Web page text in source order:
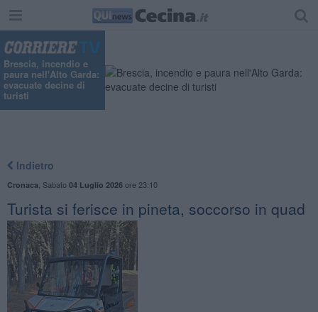
Brescia, incendio e
paura nell'Alto Garda:
evacuate decine di
turisti
Indietro
Cronaca Sabato 04 Luglio 2026ore 23:10
Turista si ferisce in pineta, soccorso in quad